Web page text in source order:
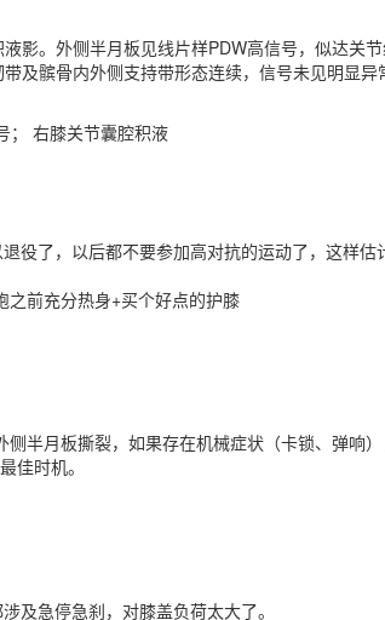
影。外侧半月板见线片样PDW高信号，似达关
及髌骨内外侧支持带形态连续，信号未见明显异
右膝关节囊腔积液
役了，以后都不要参加高对抗的运动了，这样估
之前充分热身+买个好点的护膝
半月板撕裂，如果存在机械症状（卡锁、弹响
佳时机。
及急停急刹，对膝盖负荷太大了。